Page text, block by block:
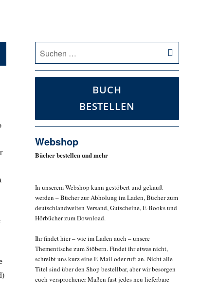
nach:
BUCH
BESTELLEN
Webshop
Bücher bestellen und mehr
In unserem Webshop kann gestöbert und gekauft
werden – Bücher zur Abholung im Laden, Bücher zum
deutschlandweiten Versand, Gutscheine, E-Books und
Hörbücher zum Download.
Ihr findet hier – wie im Laden auch – unsere
Thementische zum Stöbern. Findet ihr etwas nicht,
schreibt uns kurz eine E-Mail oder ruft an. Nicht alle
Titel sind über den Shop bestellbar, aber wir besorgen
euch versprochener Maßen fast jedes neu lieferbare